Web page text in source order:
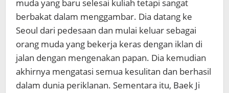
muda yang baru selesai kuliah tetapi sangat
berbakat dalam menggambar. Dia datang ke
Seoul dari pedesaan dan mulai keluar sebagai
orang muda yang bekerja keras dengan iklan di
jalan dengan mengenakan papan. Dia kemudian
akhirnya mengatasi semua kesulitan dan berhasil
dalam dunia periklanan. Sementara itu, Baek Ji